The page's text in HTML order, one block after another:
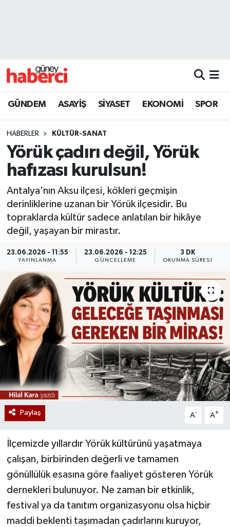
GÜNDEM ASAYİŞ SİYASET EKONOMİ SPOR
HABERLER KÜLTÜR-SANAT
Yörük çadırı değil, Yörük
hafızası kurulsun!
Antalya'nın Aksu ilçesi, kökleri geçmişin
derinliklerine uzanan bir Yörük ilçesidir. Bu
topraklarda kültür sadece anlatılan bir hikâye
değil, yaşayan bir mirastır.
23.06.2026 - 11:55
YAYINLANMA
23.06.2026 - 12:25
GÜNCELLEME
3 DK
OKUNMA SÜRESI
Paylaş A- A+
İlçemizde yıllardır Yörük kültürünü yaşatmaya
çalışan, birbirinden değerli ve tamamen
gönüllülük esasına göre faaliyet gösteren Yörük
dernekleri bulunuyor. Ne zaman bir etkinlik,
festival ya da tanıtım organizasyonu olsa hiçbir
maddi beklenti taşımadan çadırlarını kuruyor,
Beyoğlu Trafik Yoğunluk Haritası
Son Dakika Haberleri
Haber Arşivi